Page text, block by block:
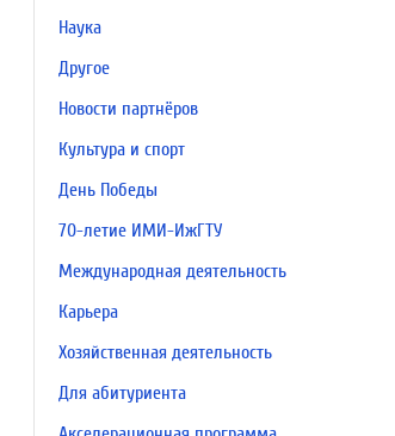
Наука
Другое
Новости партнёров
Культура и спорт
День Победы
70-летие ИМИ-ИжГТУ
Международная деятельность
Карьера
Хозяйственная деятельность
Для абитуриента